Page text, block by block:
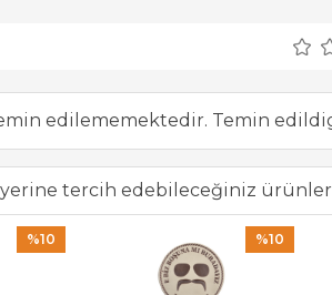
edilememektedir. Temin
tercih edebileceğiniz ürünler
%10 %10